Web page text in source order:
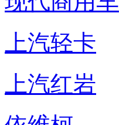
上汽轻卡
上汽红岩